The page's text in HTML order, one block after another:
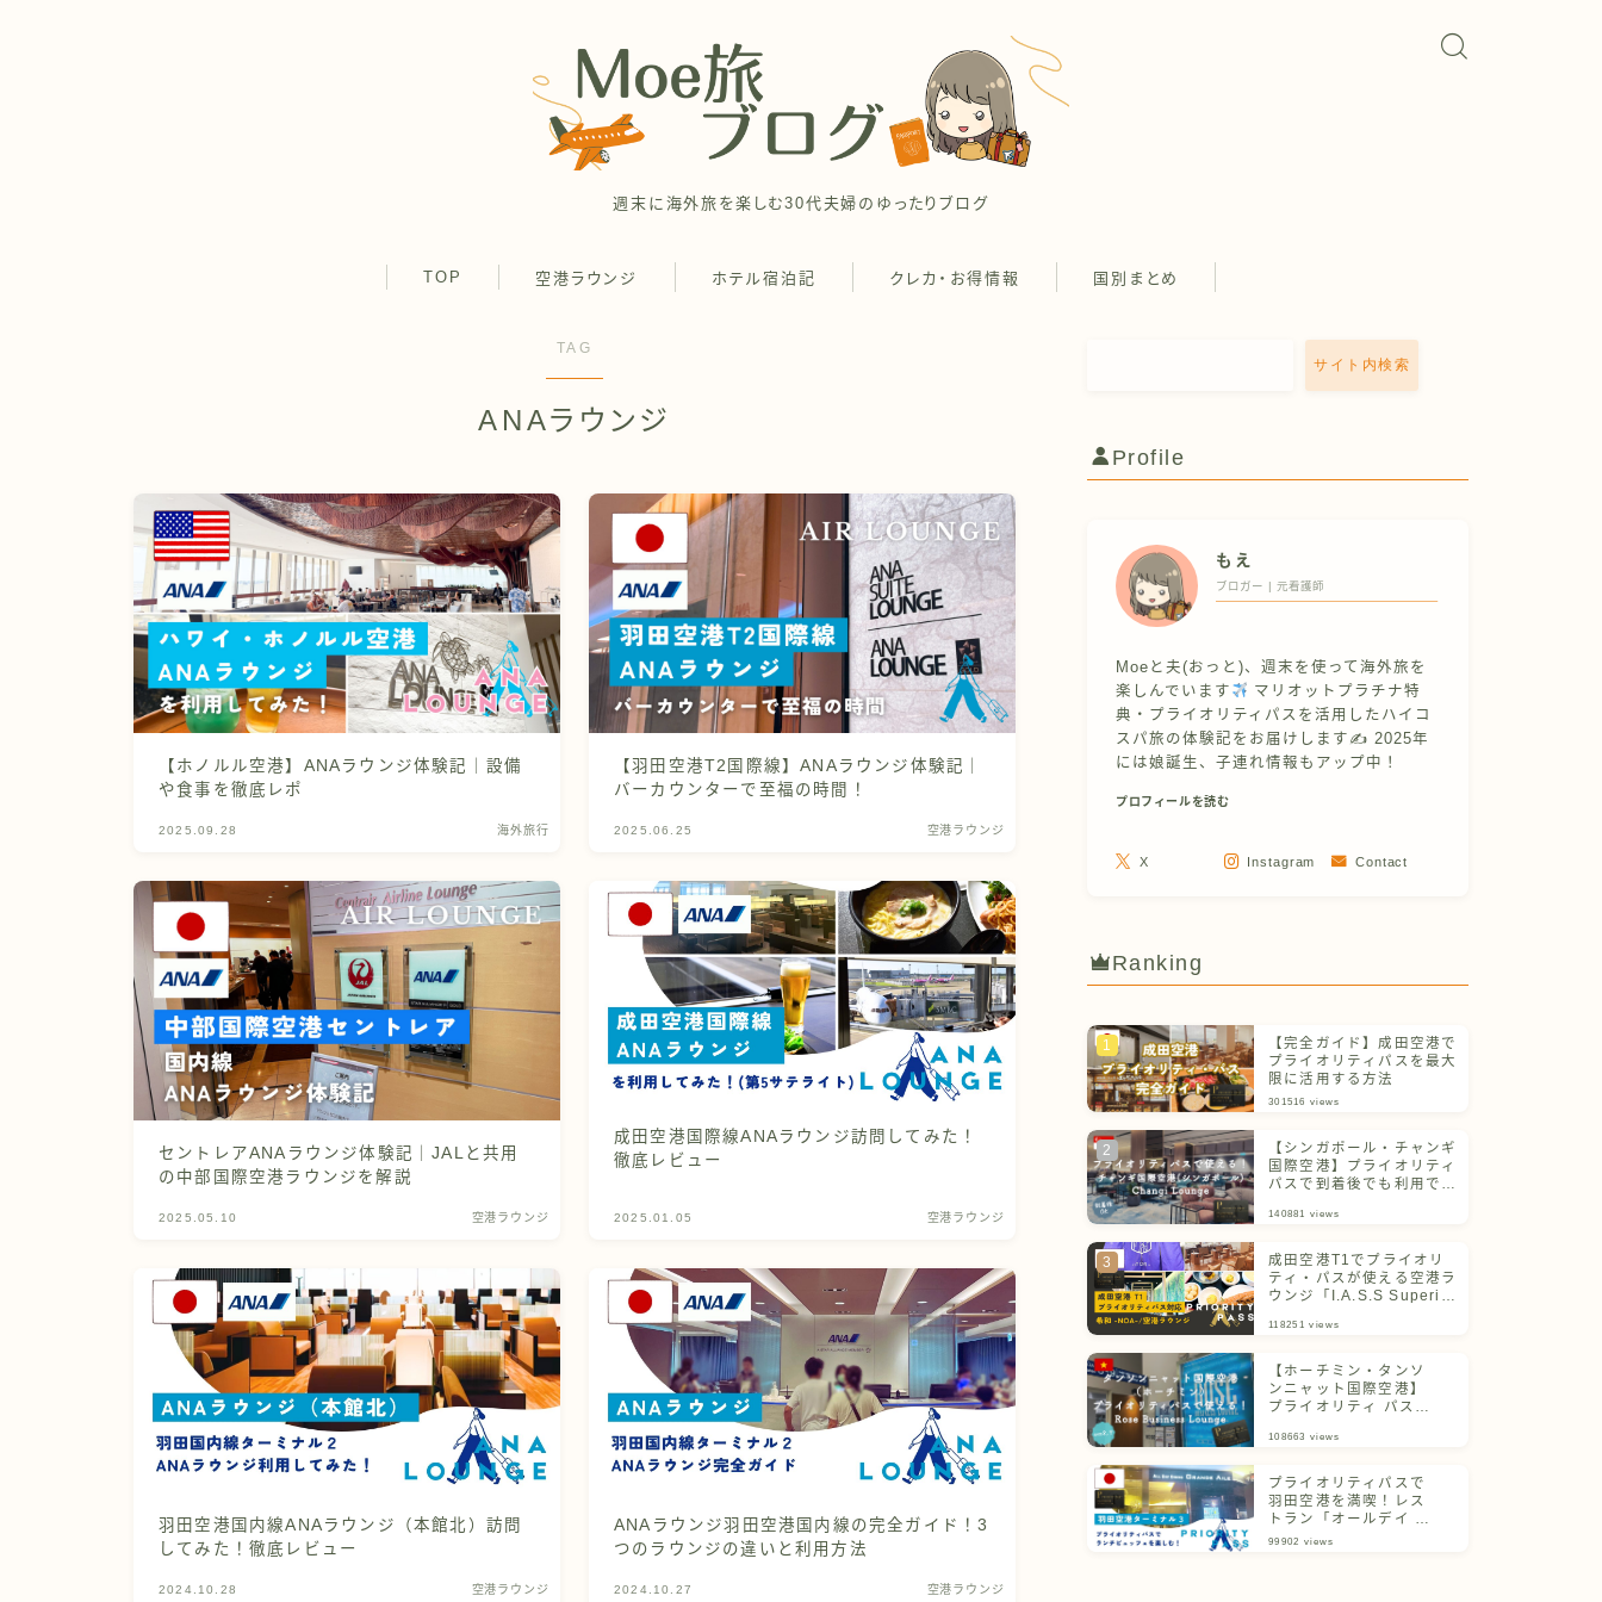
週末に海外旅を楽しむ30代夫婦のゆったりブログ
TOP 空港ラウンジ ホテル宿泊記 クレカ・お得情報 国別まとめ
TAG
ANAラウンジ
【ホノルル空港】ANAラウンジ体験記｜設備
や食事を徹底レポ
2025.09.28 海外旅行
【羽田空港T2国際線】ANAラウンジ体験記｜
バーカウンターで至福の時間！
2025.06.25 空港ラウンジ
セントレアANAラウンジ体験記｜JALと共用
の中部国際空港ラウンジを解説
2025.05.10 空港ラウンジ
成田空港国際線ANAラウンジ訪問してみた！
徹底レビュー
2025.01.05 空港ラウンジ
羽田空港国内線ANAラウンジ（本館北）訪問
してみた！徹底レビュー
2024.10.28 空港ラウンジ
ANAラウンジ羽田空港国内線の完全ガイド！3
つのラウンジの違いと利用方法
2024.10.27 空港ラウンジ
サイト内検索
Profile
もえ
ブロガー | 元看護師
Moeと夫(おっと)、週末を使って海外旅を
楽しんでいます
マリオットプラチナ特
典・プライオリティパスを活用したハイコ
スパ旅の体験記をお届けします✍ 2025年
には娘誕生、子連れ情報もアップ中！
プロフィールを読む
X Instagram Contact
Ranking
【完全ガイド】成田空港で
プライオリティパスを最大
限に活用する方法
301516 views
【シンガポール・チャンギ
国際空港】プライオリティ
パスで到着後でも利用でき
140881 views
成田空港T1でプライオリ
ティ・パスが使える空港ラ
ウンジ「I.A.S.S Superior
118251 views
【ホーチミン・タンソ
ンニャット国際空港】
プライオリティ パスで
ご紹介！
108663 views
プライオリティパスで
羽田空港を満喫！レス
トラン「オールデイ ダ
イニング グランドエー
99902 views